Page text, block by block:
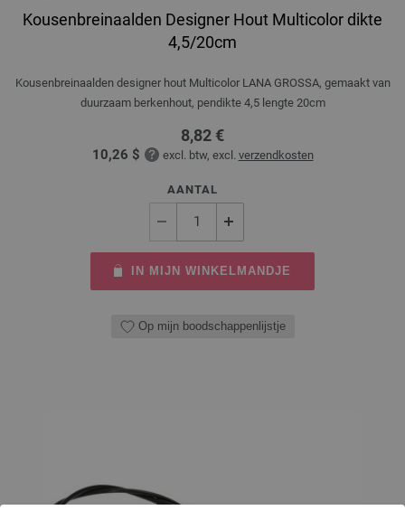
Kousenbreinaalden Designer Hout Multicolor dikte
4,5/20cm
Kousenbreinaalden designer hout Multicolor LANA GROSSA, gemaakt van
duurzaam berkenhout, pendikte 4,5 lengte 20cm
8,82 €
10,26 $ excl. btw, excl. verzendkosten
AANTAL
IN MIJN WINKELMANDJE
Op mijn boodschappenlijstje